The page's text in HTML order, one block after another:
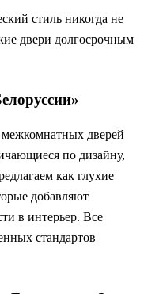
стиль никогда не
двери долгосрочным
дверей
по дизайну,
как глухие
добавляют
в интерьер. Все
стандартов